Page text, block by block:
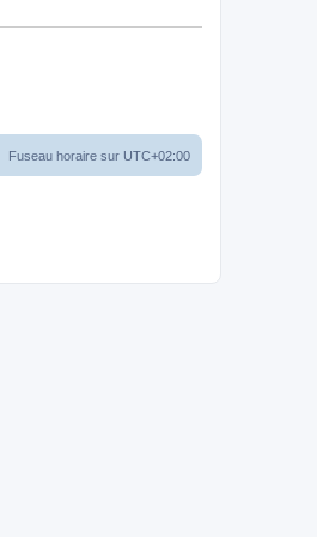
Fuseau horaire sur UTC+02:00